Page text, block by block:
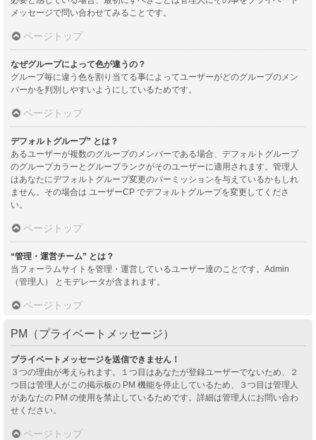
メッセージで問い合わせてみることです。
ページトップ
なぜグループによって色が違うの？
グループ毎に違う色を割り当てる事によってユーザーがどのグループのメン
バーかを判別しやすいようにしているためです。
ページトップ
デフォルトグループ” とは？
あるユーザーが複数のグループのメンバーである場合、デフォルトグループ
のグループカラーとグループランクがそのユーザーに適用されます。管理人
はあなたにデフォルトグループ変更のパーミッションを与えているかもしれ
ません。その場合は ユーザーCP でデフォルトグループを変更してくださ
い。
ページトップ
“管理・運営チーム” とは？
当フォーラムサイトを管理・運営しているユーザー達のことです。Admin
（管理人） とモデレータが含まれます。
ページトップ
PM（プライベートメッセージ）
プライベートメッセージを送信できません！
３つの理由が考えられます。１つ目はあなたが登録ユーザーでないため、２
つ目は管理人がこの掲示板の PM 機能を停止しているため、３つ目は管理人
があなたの PM の使用を禁止しているためです。詳細は管理人にお問い合わ
せください。
ページトップ